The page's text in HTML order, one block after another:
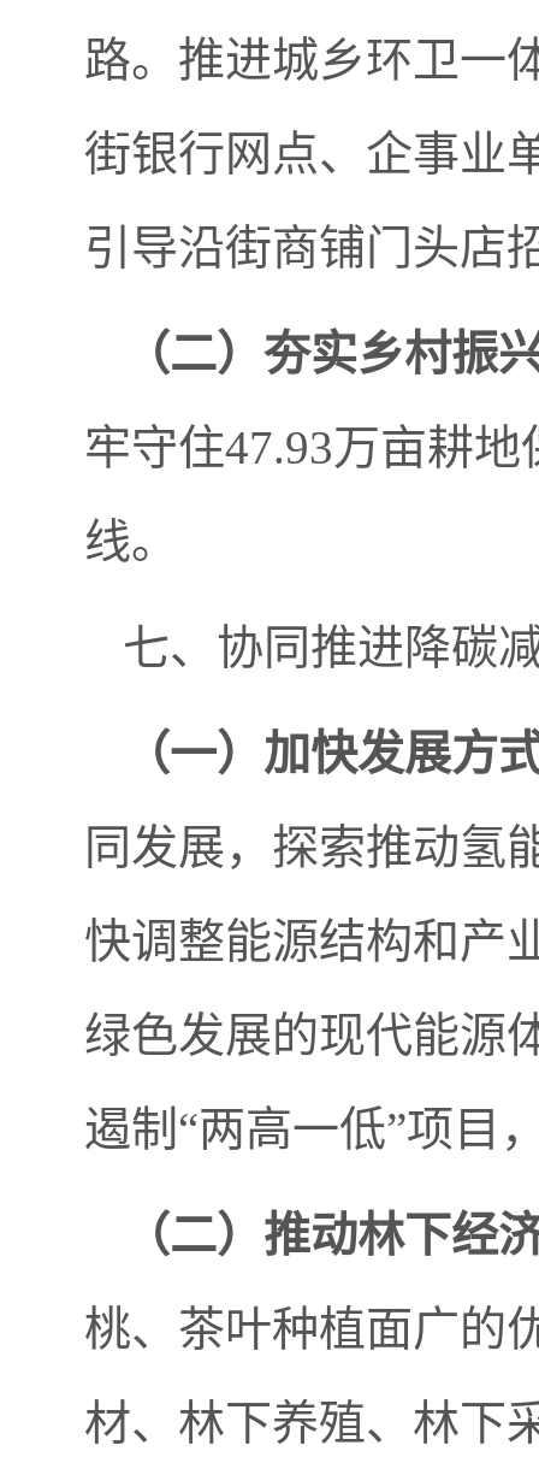
路。推进城乡环卫一
街银行网点、企事业
引导沿街商铺门头店
（二） 夯实乡村振
牢守住47.93万亩耕
线。
七、协同推进降碳
（一） 加快发展方
同发展，探索推动氢
快调整能源结构和产
绿色发展的现代能源
遏制“两高一低”项目
（二） 推动林下经
桃、茶叶种植面广的
材、林下养殖、林下